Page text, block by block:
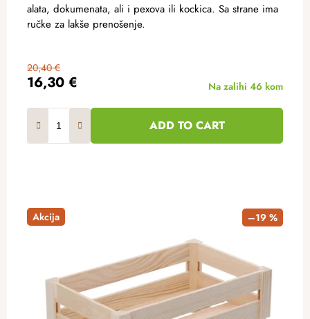
16,30 €
20,40 €
Na zalihi 46 kom
ADD TO CART
alata, dokumenata, ali i pexova ili kockica. Sa strane ima
ručke za lakše prenošenje.
Akcija –19 %